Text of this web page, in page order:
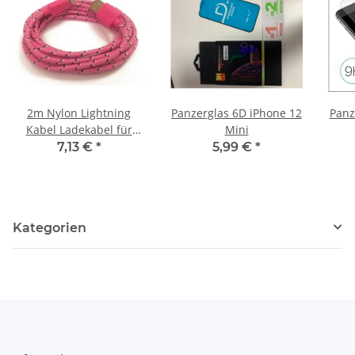
2m Nylon Lightning
Kabel Ladekabel für
original AppleiPhone SE
7,13 € *
Panzerglas 6D iPhone 12
Mini
5,99 € *
Kategorien